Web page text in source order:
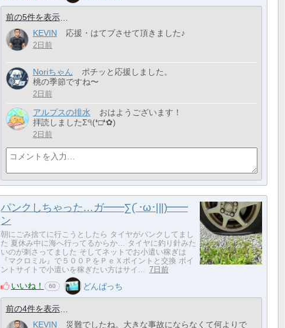
前の5件を表示
KEVIN
応援・はてブさせて頂きました♪
2日前
Noriちゃん
ポチッと応援しました。
桃の季節ですね〜
2日前
アルプスの排水
おはようございます！
拝読しましたΣ੧(❛□❛✿)
2日前
パンクしちゃった…ガ━━∑(´･ω･|||)━━
ン
朝にごみ捨てに行こうとしたら タイヤがパンクしてまし
た 夏休み中に海へ行ってるからか… タイヤに釣り針みた
いのが刺さってました そしてネットでお小遣い稼ぎは
『マクロミル』で５００ＰをＰｅＸポイントと交換 ポイ
ントサイトで小遣いを稼ぎたい方はサイ... 7日前
いいね！ 60 どんぱっち
前の4件を表示
KEVIN
災難でしたね。大きな事故にならなくて何よりで